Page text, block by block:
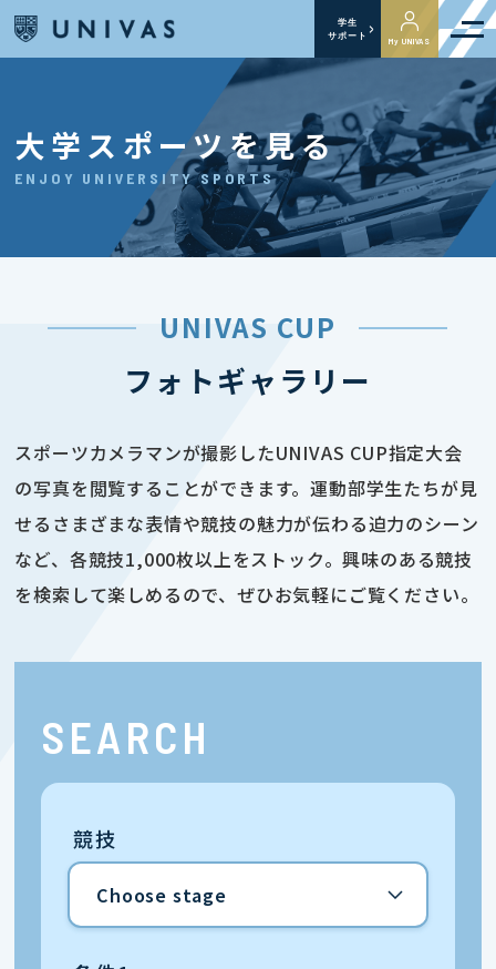
学生
サポート
My UNIVAS
大学スポーツを見る
ENJOY UNIVERSITY SPORTS
UNIVAS CUP
フォトギャラリー
スポーツカメラマンが撮影したUNIVAS CUP指定大会
の写真を閲覧することができます。運動部学生たちが見
せるさまざまな表情や競技の魅力が伝わる迫力のシーン
など、各競技1,000枚以上をストック。興味のある競技
を検索して楽しめるので、ぜひお気軽にご覧ください。
SEARCH
競技